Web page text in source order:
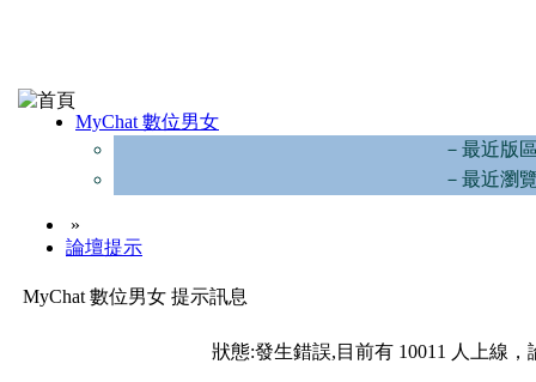
MyChat 數位男女
－最近版
－最近瀏
»
論壇提示
MyChat 數位男女 提示訊息
狀態:發生錯誤,目前有 10011 人上線